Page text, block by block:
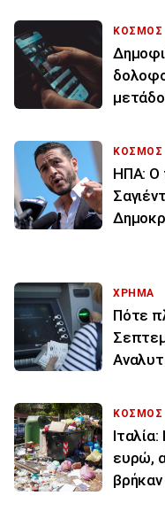
ΚΟΣΜΟΣ
ΚΟΣΜΟΣ
ΗΠΑ: Ο
ΧΡΗΜΑ
Πότε
ΚΟΣΜΟΣ
ευρώ,